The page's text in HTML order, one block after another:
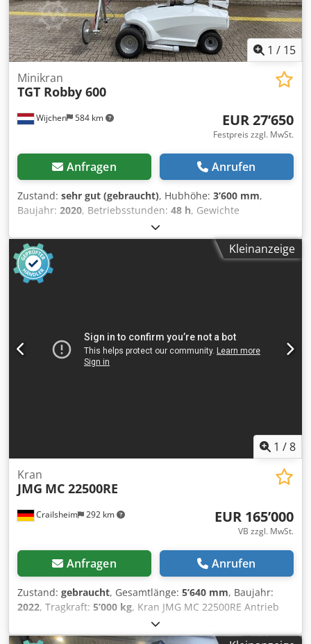
1 / 15
Wijchen 584 km
Minikran
TGT Robby 600
EUR 27’650
Festpreis zzgl. MwSt.
Anfragen Anrufen
Zustand: sehr gut (gebraucht), Hubhöhe: 3’600 mm,
Baujahr: 2020, Betriebsstunden: 48 h, Gewichte
Leergewicht: 860 kg Funktionell Hubkapazität: 600 kg
Abmessungen des Laderaums: 241 x 96 x 146 cm CE-
Kennzeichnung: ja Zustand Technischer Zustand: sehr gut
Optischer Zustand: sehr gut Weitere Informationen
Lieferbedingungen: EXW Letzte Inspektion: 2025-10-15
Unterflaschen = Anmerkungen = TGT Robby 600 * Baujahr
2020 * Akkubetrieben Cjdpfxozbh Dls Akcerf * 48
Betriebsstunden * 3,6 m Vakuumhöhe * 360° drehbar *
Kleinanzeige
1 /8
Crailsheim 292 km
Kran
JMG MC 22500RE
EUR 165’000
VB zzgl. MwSt.
Anfragen Anrufen
Zustand: gebraucht, Gesamtlänge: 5’640 mm, Baujahr:
2022, Tragkraft: 5’000 kg, Kran JMG MC 22500RE Antrieb
Elektro Baujahr 2022 Tragkraft (kg) 5.000 Cedey Tp Nhspfx
Akcjrf